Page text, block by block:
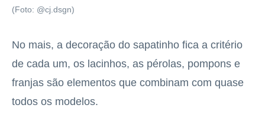
(Foto: @cj.dsgn)
No mais, a decoração do sapatinho fica a critério
de cada um, os lacinhos, as pérolas, pompons e
franjas são elementos que combinam com quase
todos os modelos.